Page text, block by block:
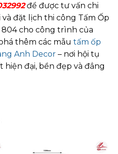
để được tư vấn chi
đặt lịch thi công Tấm Ốp
804 cho công trình của
thêm các mẫu tấm ốp
Anh Decor – nơi hội tụ
đại, bền đẹp và đẳng